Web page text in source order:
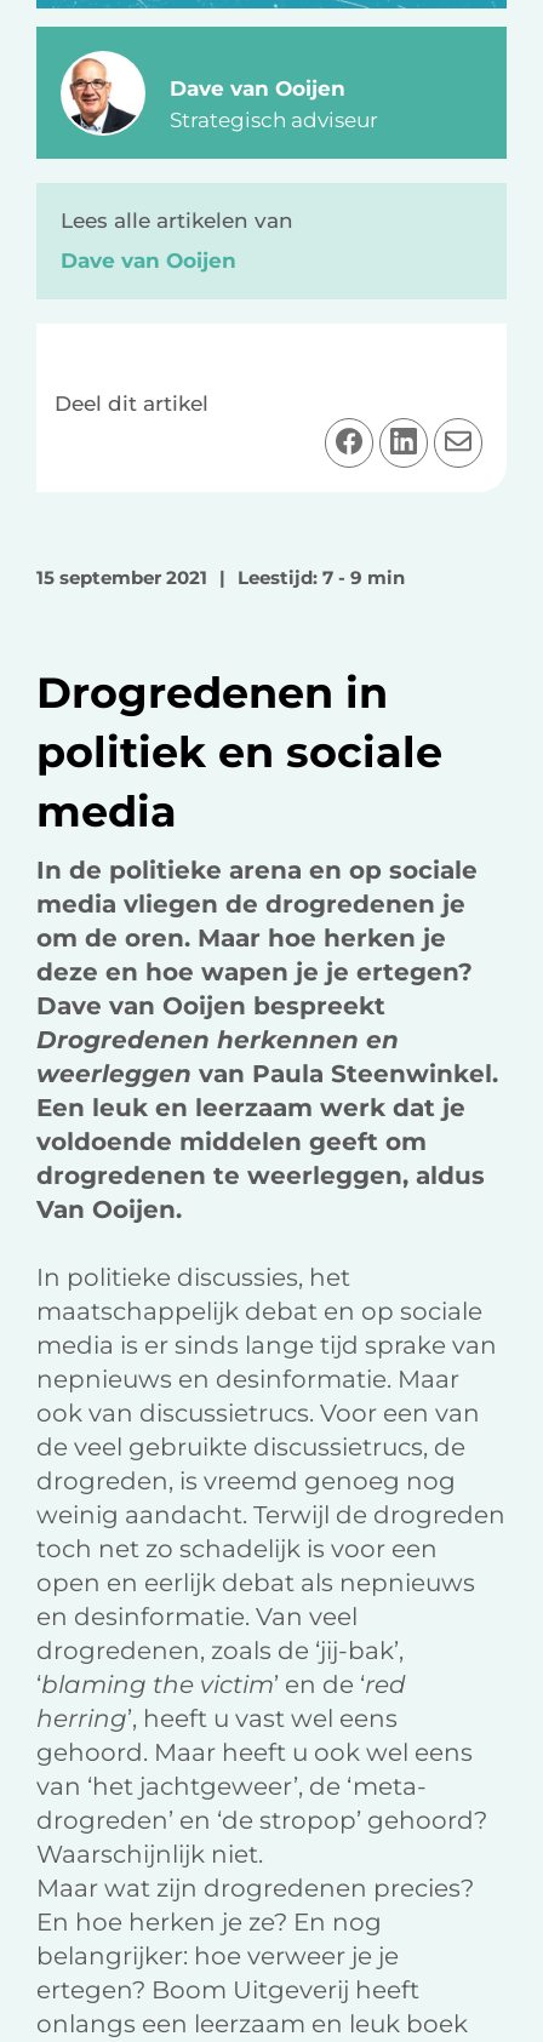
Dave van Ooijen
Strategisch adviseur
Lees alle artikelen van
Dave van Ooijen
Deel dit artikel
D
e
o
c
e
b
D
e
e
n
D
e
15 september 2021 | Leestijd: 7 - 9 min
Drogredenen in
politiek en sociale
media
In de politieke arena en op sociale
media vliegen de drogredenen je
om de oren. Maar hoe herken je
deze en hoe wapen je je ertegen?
Dave van Ooijen bespreekt
Drogredenen herkennen en
weerleggen van Paula Steenwinkel.
Een leuk en leerzaam werk dat je
voldoende middelen geeft om
drogredenen te weerleggen, aldus
Van Ooijen.
In politieke discussies, het
maatschappelijk debat en op sociale
media is er sinds lange tijd sprake van
nepnieuws en desinformatie. Maar
ook van discussietrucs. Voor een van
de veel gebruikte discussietrucs, de
drogreden, is vreemd genoeg nog
weinig aandacht. Terwijl de drogreden
toch net zo schadelijk is voor een
open en eerlijk debat als nepnieuws
en desinformatie. Van veel
drogredenen, zoals de ‘jij-bak’,
‘blaming the victim’ en de ‘red
herring’, heeft u vast wel eens
gehoord. Maar heeft u ook wel eens
van ‘het jachtgeweer’, de ‘meta-
drogreden’ en ‘de stropop’ gehoord?
Waarschijnlijk niet.
Maar wat zijn drogredenen precies?
En hoe herken je ze? En nog
belangrijker: hoe verweer je je
ertegen? Boom Uitgeverij heeft
onlangs een leerzaam en leuk boek